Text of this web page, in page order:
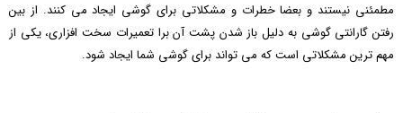
مطمئنی نیستند و بعضا خطرات و مشکلاتی برای گوشی ایجاد می کنند. از بین
رفتن گارانتی گوشی به دلیل باز شدن پشت آن برا تعمیرات سخت افزاری، یکی از
مهم ترین مشکلاتی است که می تواند برای گوشی شما ایجاد شود.